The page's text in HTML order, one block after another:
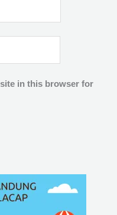
in this browser for